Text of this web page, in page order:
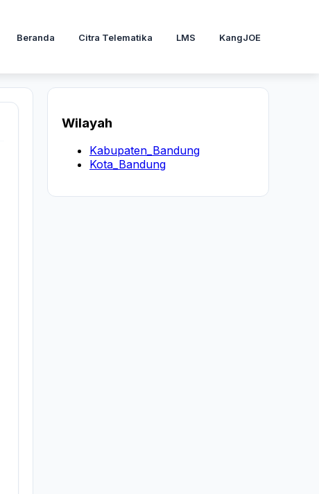
Beranda Citra Telematika LMS KangJOE
Wilayah
Kabupaten_Bandung
Kota_Bandung